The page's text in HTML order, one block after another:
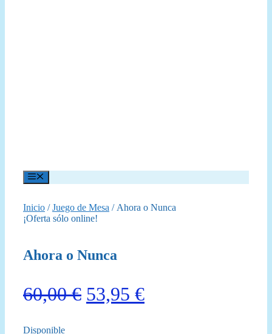
Menú
Inicio /Juego de Mesa / Ahora o Nunca
¡Oferta sólo online!
Ahora o Nunca
60,00€ El
53,95 €El
Disponible